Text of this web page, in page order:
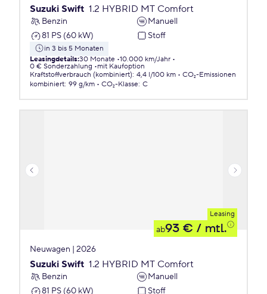
Suzuki Swift 1.2 HYBRID MT Comfort
Benzin
Manuell
81 PS (60 kW)
Stoff
in 3 bis 5 Monaten
Leasingdetails:30 Monate 10.000 km/Jahr
0 € Sonderzahlung
mit Kaufoption
Kraftstoffverbrauch (kombiniert): 4,4 l/100 km
CO₂-Emissionen
kombiniert: 99 g/km CO₂-Klasse: C
Leasing
ab93 € / mtl.
Neuwagen | 2026
Suzuki Swift 1.2 HYBRID MT Comfort
Benzin
Manuell
81 PS (60 kW)
Stoff